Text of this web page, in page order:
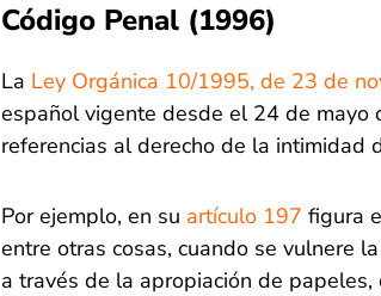
Código Penal (1996)
La Ley Orgánica 10/1995, de 23 de
español vigente desde el 24 de mayo
referencias al derecho de la intimidad
Por ejemplo, en su artículo 197 figura
entre otras cosas, cuando se vulnere
a través de la apropiación de